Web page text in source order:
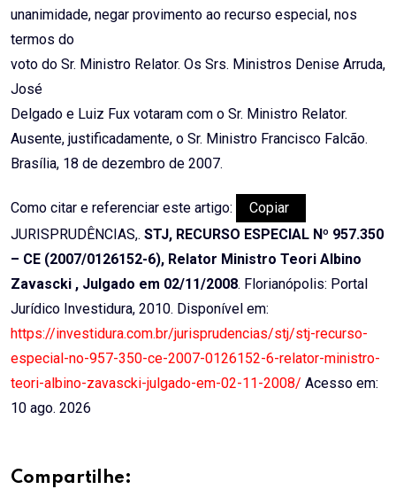
unanimidade, negar provimento ao recurso especial, nos
termos do
voto do Sr. Ministro Relator. Os Srs. Ministros Denise Arruda,
José
Delgado e Luiz Fux votaram com o Sr. Ministro Relator.
Ausente, justificadamente, o Sr. Ministro Francisco Falcão.
Brasília, 18 de dezembro de 2007.
Como citar e referenciar este artigo:
Copiar
JURISPRUDÊNCIAS,. STJ, RECURSO ESPECIAL Nº 957.350
– CE (2007/0126152-6), Relator Ministro Teori Albino
Zavascki , Julgado em 02/11/2008. Florianópolis: Portal
Jurídico Investidura, 2010. Disponível em:
https://investidura.com.br/jurisprudencias/stj/stj-recurso-
especial-no-957-350-ce-2007-0126152-6-relator-ministro-
teori-albino-zavascki-julgado-em-02-11-2008/ Acesso em:
10 ago. 2026
Compartilhe: